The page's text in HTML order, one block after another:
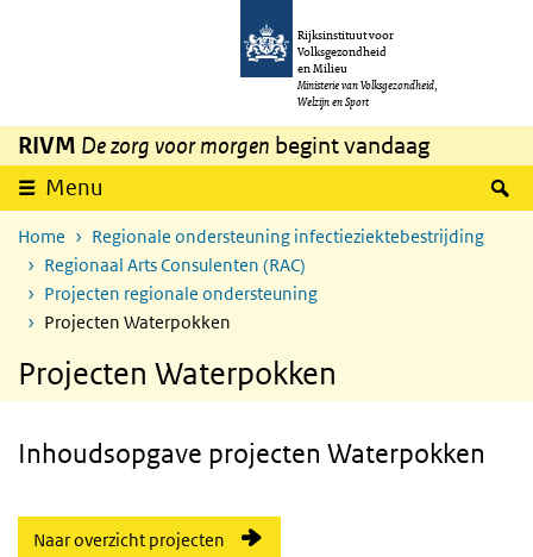
Overslaan en naar de inhoud gaan
Rijksinstituut voor
Volksgezondheid
en Milieu
Ministerie van Volksgezondheid,
Welzijn en Sport
RIVM De zorg voor morgen begint vandaag
Menu
Home
Regionale ondersteuning infectieziektebestrijding
Regionaal Arts Consulenten (RAC)
Projecten regionale ondersteuning
Projecten Waterpokken
Projecten Waterpokken
Skip Inhoudsopgave projecten Waterpokken
Inhoudsopgave projecten Waterpokken
Naar overzicht projecten